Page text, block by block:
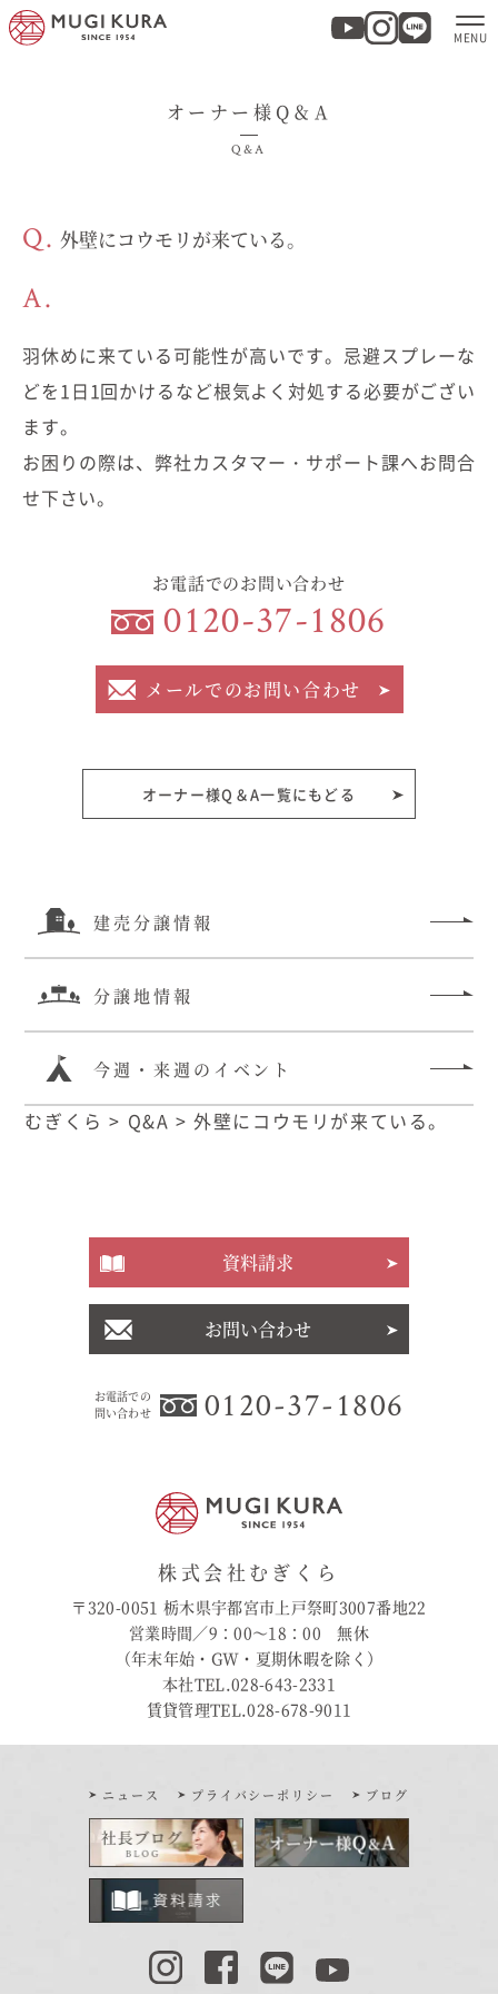
モデルハウス
商品紹介
実例集・お客様の声
家づくりについて
ニュース ブログ
イベント
資料請求
お電話での
せ
オーナー様Q＆A
Q&A
Q. 外壁にコウモリが来ている。
A.
羽休めに来ている可能性が高いです。忌避スプレーな
どを1日1回かけるなど根気よく対処する必要がござい
ます。
お困りの際は、弊社カスタマー・サポート課へお問合
せ下さい。
お電話でのお問い合わせ
0120-37-1806
メールでのお問い合わせ
オーナー様Q＆A一覧にもどる
建売分譲情報
分譲地情報
今週・来週のイベント
むぎくら > Q&A >外壁にコウモリが来ている。
お電話での
問い合わせ
0120-37-1806
資料請求
お問い合わせ
株式会社むぎくら
〒320-0051 栃木県宇都宮市上戸祭町3007番地22
営業時間／9：00〜18：00 無休
（年末年始・GW・夏期休暇を除く）
本社TEL.028-643-2331
賃貸管理TEL.028-678-9011
ニュース プライバシーポリシー ブログ